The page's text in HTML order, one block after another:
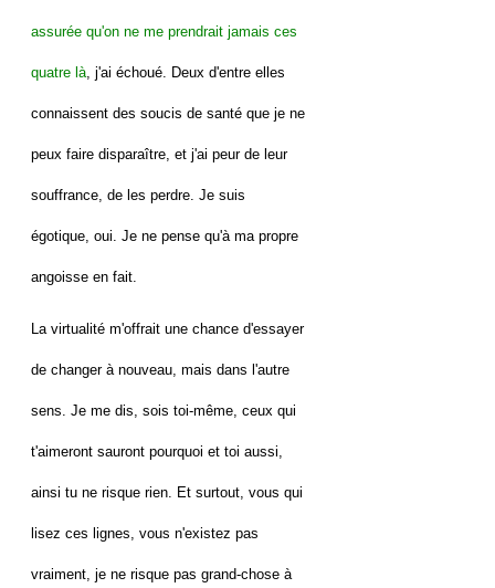
assurée qu'on ne me prendrait jamais ces
quatre là, j'ai échoué. Deux d'entre elles
connaissent des soucis de santé que je ne
peux faire disparaître, et j'ai peur de leur
souffrance, de les perdre. Je suis
égotique, oui. Je ne pense qu'à ma propre
angoisse en fait.
La virtualité m'offrait une chance d'essayer
de changer à nouveau, mais dans l'autre
sens. Je me dis, sois toi-même, ceux qui
t'aimeront sauront pourquoi et toi aussi,
ainsi tu ne risque rien. Et surtout, vous qui
lisez ces lignes, vous n'existez pas
vraiment, je ne risque pas grand-chose à